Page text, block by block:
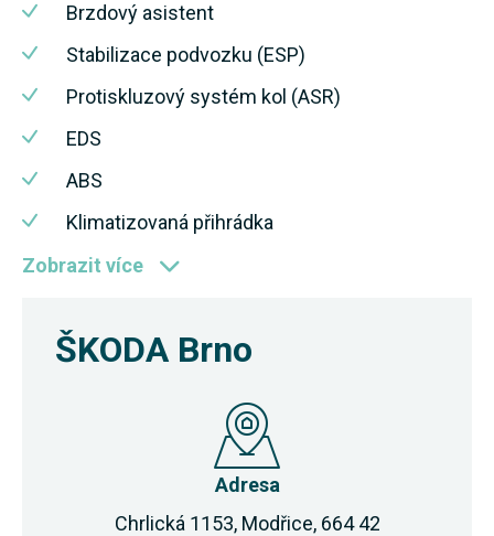
Brzdový asistent
Stabilizace podvozku (ESP)
Protiskluzový systém kol (ASR)
EDS
ABS
Klimatizovaná přihrádka
Zobrazit více
ŠKODA Brno
Adresa
Chrlická 1153, Modřice, 664 42